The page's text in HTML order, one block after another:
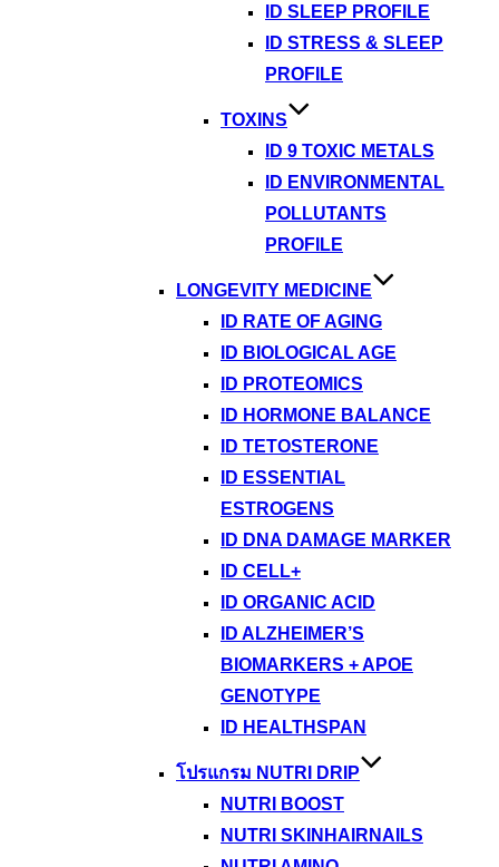
ID SLEEP PROFILE
ID STRESS & SLEEP
PROFILE
TOXINS
ID 9 TOXIC METALS
ID ENVIRONMENTAL
POLLUTANTS
PROFILE
LONGEVITY MEDICINE
ID RATE OF AGING
ID BIOLOGICAL AGE
ID PROTEOMICS
ID HORMONE BALANCE
ID TETOSTERONE
ID ESSENTIAL
ESTROGENS
ID DNA DAMAGE MARKER
ID CELL+
ID ORGANIC ACID
ID ALZHEIMER’S
BIOMARKERS + APOE
GENOTYPE
ID HEALTHSPAN
โปรแกรม NUTRI DRIP
NUTRI BOOST
NUTRI SKINHAIRNAILS